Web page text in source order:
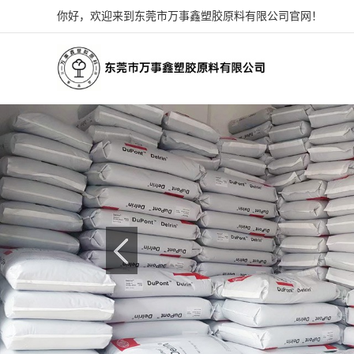
你好，欢迎来到东莞市万事鑫塑胶原料有限公司官网！